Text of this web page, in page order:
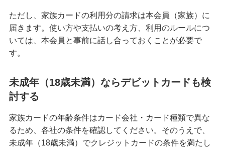
iDとクレジットカードの違いは？ポイント還元率
を高める方法も紹介
高校生はクレジットカードに申し込めない！カー
ドを持つための代替手段と注意点を解説
【初心者必見】クレジットカードのメリットとデ
メリット、利用時の注意点を解説
ただし、家族カードの利用分の請求は本会員（家族）に
届きます。使い方や支払いの考え方、利用のルールにつ
いては、本会員と事前に話し合っておくことが必要で
す。
未成年（18歳未満）ならデビットカードも検
討する
家族カードの年齢条件はカード会社・カード種類で異な
るため、各社の条件を確認してください。そのうえで、
未成年（18歳未満）でクレジットカードの条件を満たし